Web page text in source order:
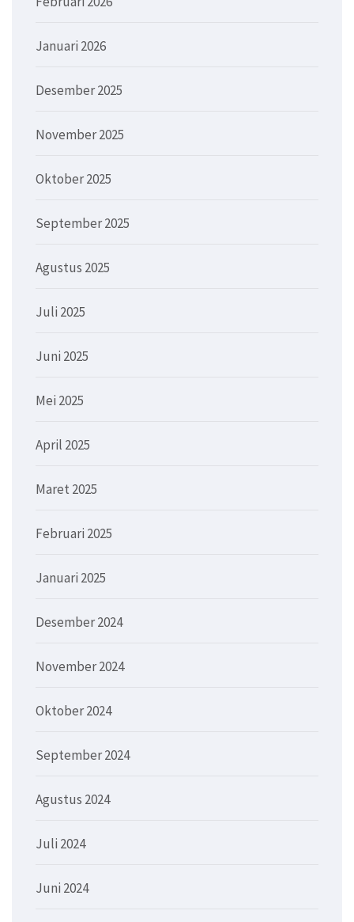
Januari 2026
Desember 2025
November 2025
Oktober 2025
September 2025
Agustus 2025
Juli 2025
Juni 2025
Mei 2025
April 2025
Maret 2025
Februari 2025
Januari 2025
Desember 2024
November 2024
Oktober 2024
September 2024
Agustus 2024
Juli 2024
Juni 2024